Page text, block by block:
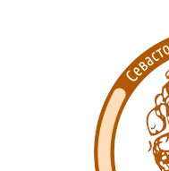
имени А. С.